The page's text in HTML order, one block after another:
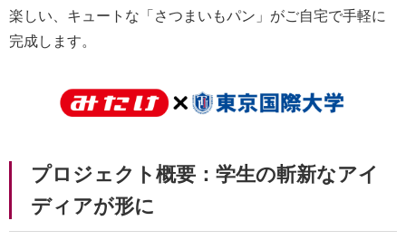
楽しい、キュートな「さつまいもパン」がご自宅で手軽に
完成します。
プロジェクト概要：学生の斬新なアイ
ディアが形に